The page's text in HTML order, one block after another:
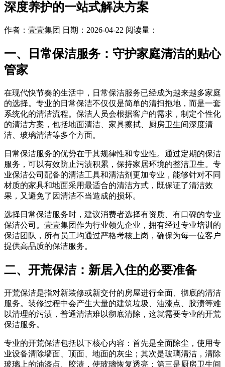
深度养护的一站式解决方案
作者：壹壹集团 日期：2026-04-22 阅读量：
一、日常保洁服务：守护家庭清洁的贴心
管家
在现代快节奏的生活中，日常保洁服务已经成为越来越多家庭
的选择。专业的日常保洁不仅仅是简单的清扫拖地，而是一套
系统化的清洁流程。保洁人员会根据客户的需求，制定个性化
的清洁方案，包括地面清洁、家具擦拭、厨房卫生间深度清
洁、玻璃清洁等多个方面。
日常保洁服务的优势在于其规律性和专业性。通过定期的保洁
服务，可以有效防止污渍积累，保持家居环境的整洁卫生。专
业保洁公司配备的清洁工具和清洁剂更加专业，能够针对不同
材质的家具和地面采用最适合的清洁方式，既保证了清洁效
果，又避免了因清洁不当造成的损坏。
选择日常保洁服务时，建议消费者选择有资质、有口碑的专业
保洁公司。壹壹集团作为行业领先企业，拥有经过专业培训的
保洁团队，所有员工均通过严格考核上岗，确保为每一位客户
提供高品质的保洁服务。
二、开荒保洁：新居入住的必要准备
开荒保洁是指对新装修或新交付的房屋进行全面、彻底的清洁
服务。装修过程中会产生大量的建筑垃圾、油漆点、胶渍等难
以清理的污渍，普通清洁难以彻底清除，这就需要专业的开荒
保洁服务。
专业的开荒保洁包括以下核心内容：首先是全面除尘，使用专
业设备清除墙面、顶面、地面的灰尘；其次是玻璃清洁，清除
玻璃上的油漆点、胶渍，使玻璃恢复透亮；第三是厨房卫生间